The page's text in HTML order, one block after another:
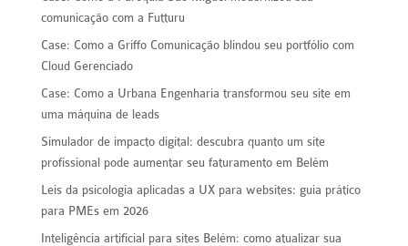
comunicação com a Futturu
Case: Como a Griffo Comunicação blindou seu portfólio com
Cloud Gerenciado
Case: Como a Urbana Engenharia transformou seu site em
uma máquina de leads
Simulador de impacto digital: descubra quanto um site
profissional pode aumentar seu faturamento em Belém
Leis da psicologia aplicadas a UX para websites: guia prático
para PMEs em 2026
Inteligência artificial para sites Belém: como atualizar sua